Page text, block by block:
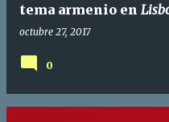
tema armenio en
octubre 27, 2017
0